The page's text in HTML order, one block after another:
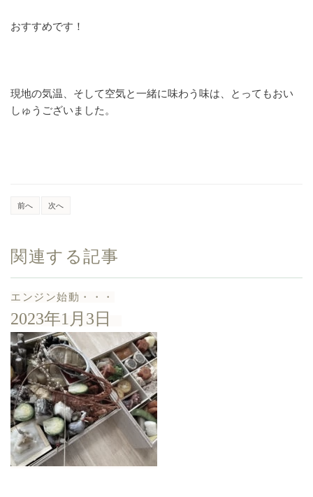
おすすめです！
現地の気温、そして空気と一緒に味わう味は、とってもおい
しゅうございました。
前へ 次へ
関連する記事
エンジン始動・・・
2023年1月3日